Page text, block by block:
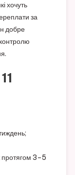
хочуть
за
добре
протягом 3–5